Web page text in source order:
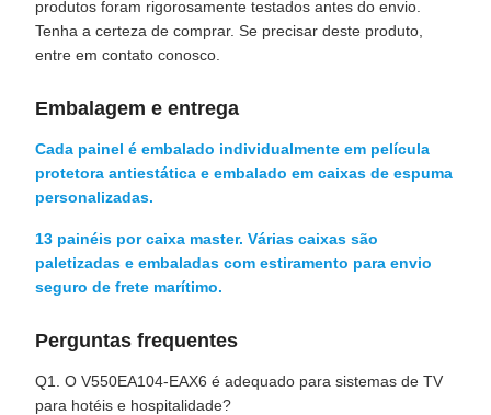
produtos foram rigorosamente testados antes do envio.
Tenha a certeza de comprar. Se precisar deste produto,
entre em contato conosco.
Embalagem e entrega
Cada painel é embalado individualmente em película
protetora antiestática e embalado em caixas de espuma
personalizadas.
13 painéis por caixa master. Várias caixas são
paletizadas e embaladas com estiramento para envio
seguro de frete marítimo.
Perguntas frequentes
Q1. O V550EA104-EAX6 é adequado para sistemas de TV
para hotéis e hospitalidade?